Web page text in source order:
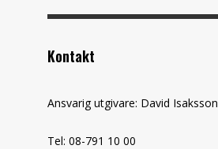
Kontakt
Ansvarig utgivare: David Isaksson
Tel: 08-791 10 00